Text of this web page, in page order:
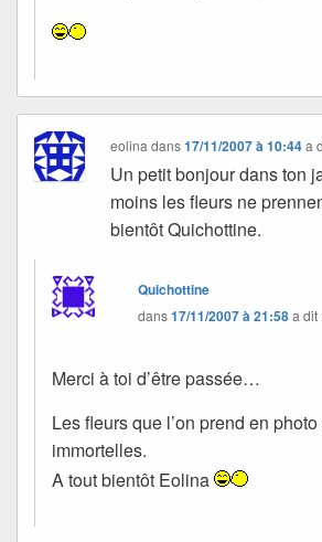
eolina dans17/11/2007 à 10:44 a
Un petit bonjour dans ton
moins les fleurs ne
bientôt Quichottine.
Quichottine
dans17/11/2007 à 21:58a dit
Merci à toi d’être passée…
Les fleurs que l’on prend en
immortelles.
A tout bientôt Eolina